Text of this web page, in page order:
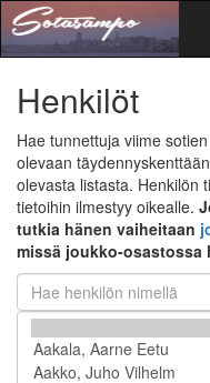
Henkilöt
Hae tunnettuja viime
olevaan
olevasta listasta. Henkilön
tietoihin ilmestyy oikealle.
tutkia hänen vaiheitaan
missä joukko-osastossa